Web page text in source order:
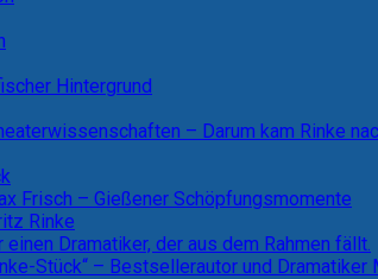
Hintergrund
– Darum kam Rinke
Frisch – Gießener Schöpfungsmomente
Rinke
einen Dramatiker, der aus dem Rahmen fällt.
Stück“ – Bestsellerautor und